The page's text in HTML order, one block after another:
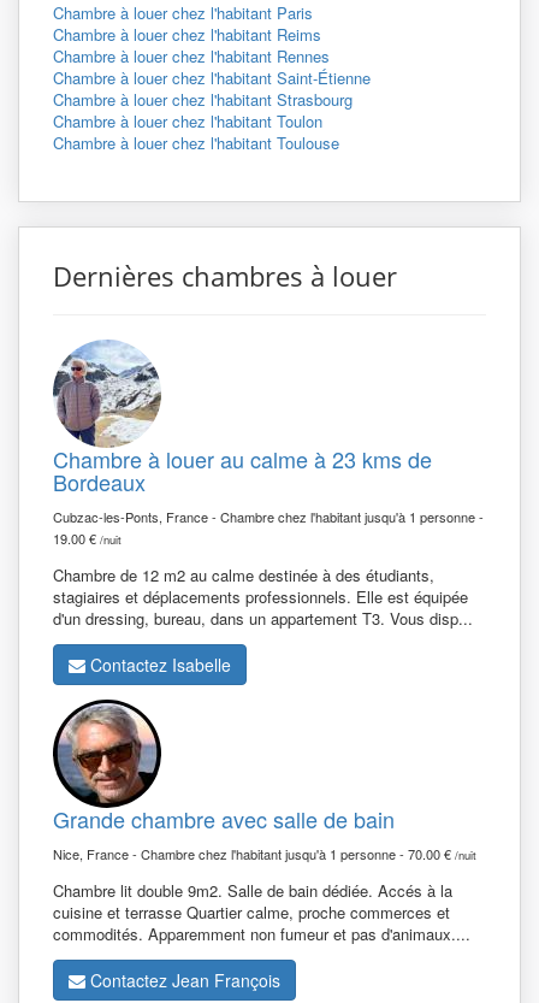
Chambre à louer chez l'habitant Paris
Chambre à louer chez l'habitant Reims
Chambre à louer chez l'habitant Rennes
Chambre à louer chez l'habitant Saint-Étienne
Chambre à louer chez l'habitant Strasbourg
Chambre à louer chez l'habitant Toulon
Chambre à louer chez l'habitant Toulouse
Dernières chambres à louer
Chambre à louer au calme à 23 kms de
Bordeaux
Cubzac-les-Ponts, France - Chambre chez l'habitant jusqu'à 1 personne -
19.00 € /nuit
Chambre de 12 m2 au calme destinée à des étudiants,
stagiaires et déplacements professionnels. Elle est équipée
d'un dressing, bureau, dans un appartement T3. Vous disp...
Contactez Isabelle
Grande chambre avec salle de bain
Nice, France - Chambre chez l'habitant jusqu'à 1 personne - 70.00 € /nuit
Chambre lit double 9m2. Salle de bain dédiée. Accés à la
cuisine et terrasse Quartier calme, proche commerces et
commodités. Apparemment non fumeur et pas d'animaux....
Contactez Jean François